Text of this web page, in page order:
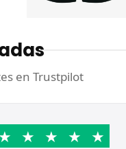
en Trustpilot
★ ★ ★ ★